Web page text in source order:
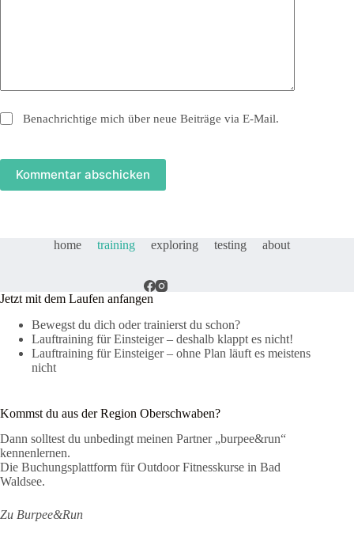
Benachrichtige mich über neue Beiträge via E-Mail.
Kommentar abschicken
home training exploring testing about
Jetzt mit dem Laufen anfangen
Bewegst du dich oder trainierst du schon?
Lauftraining für Einsteiger – deshalb klappt es nicht!
Lauftraining für Einsteiger – ohne Plan läuft es meistens
nicht
Kommst du aus der Region Oberschwaben?
Dann solltest du unbedingt meinen Partner „burpee&run“
kennenlernen.
Die Buchungsplattform für Outdoor Fitnesskurse in Bad
Waldsee.
Zu Burpee&Run